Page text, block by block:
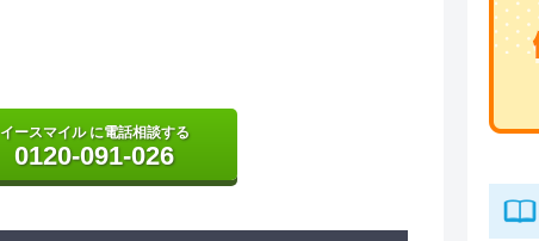
イースマイル に電話相談する
0120-091-026